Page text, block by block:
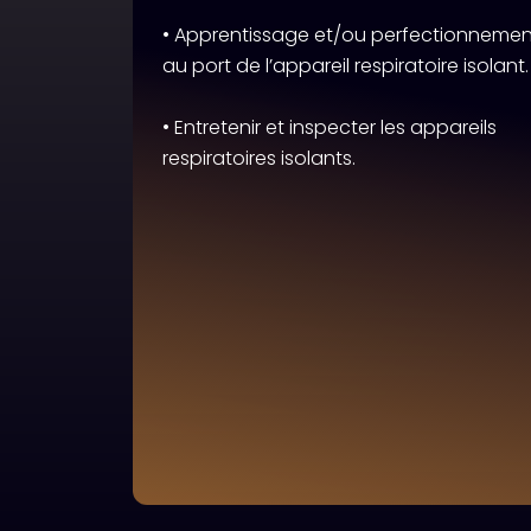
• Apprentissage et/ou
au port de l’appareil respiratoire isolant.
• Entretenir et inspecter les appareils
respiratoires isolants.